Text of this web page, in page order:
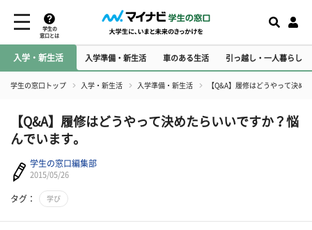
学生の
窓口とは
入学・新生活 入学準備・新生活 車のある生活 引っ越し・一人暮らし
学生の窓口トップ 入学・新生活 入学準備・新生活 【Q&A】履修はどうやって決め
【Q&A】履修はどうやって決めたらいいですか？悩
んでいます。
学生の窓口編集部
2015/05/26
タグ： 学び